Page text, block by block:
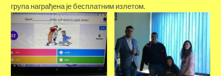
група награђена је бесплатним излетом.